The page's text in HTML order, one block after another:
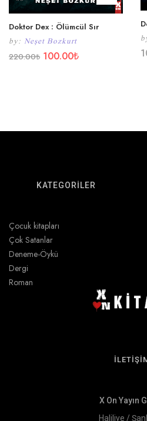
Doktor Dex : Ölümcül Sır
by: Neşet Bozkurt
220.00₺ 100.00₺
KATEGORİLER
Çocuk kitapları
Çok Satanlar
Deneme-Öykü
Dergi
Roman
X On Yayın
Haliliye /